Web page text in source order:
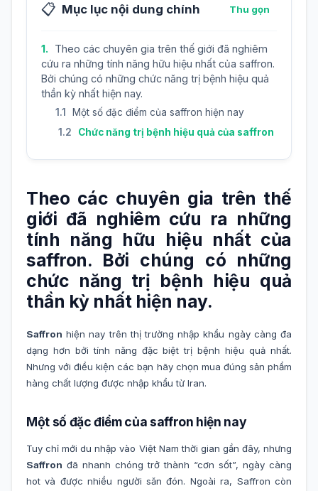
📋 Mục lục nội dung chính Thu gọn
Theo các chuyên gia trên thế giới đã nghiêm
cứu ra những tính năng hữu hiệu nhất của saffron.
Bởi chúng có những chức năng trị bệnh hiệu quả
thần kỳ nhất hiện nay.
Một số đặc điểm của saffron hiện nay
Chức năng trị bệnh hiệu quả của saffron
Theo các chuyên gia trên thế
giới đã nghiêm cứu ra những
tính năng hữu hiệu nhất của
saffron. Bởi chúng có những
chức năng trị bệnh hiệu quả
thần kỳ nhất hiện nay.
Saffron hiện nay trên thị trường nhập khẩu ngày càng đa
dạng hơn bởi tính năng đặc biệt trị bệnh hiệu quả nhất.
Nhưng với điều kiện các bạn hãy chọn mua đúng sản phẩm
hàng chất lượng được nhập khẩu từ Iran.
Một số đặc điểm của saffron hiện nay
Tuy chỉ mới du nhập vào Việt Nam thời gian gần đây, nhưng
Saffron đã nhanh chóng trở thành “cơn sốt”, ngày càng
hot và được nhiều người săn đón. Ngoài ra, Saffron còn